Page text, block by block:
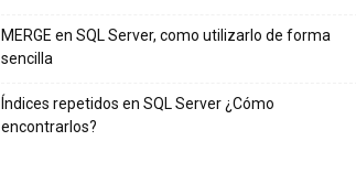
MERGE en SQL Server, como utilizarlo de forma
sencilla
Índices repetidos en SQL Server ¿Cómo
encontrarlos?